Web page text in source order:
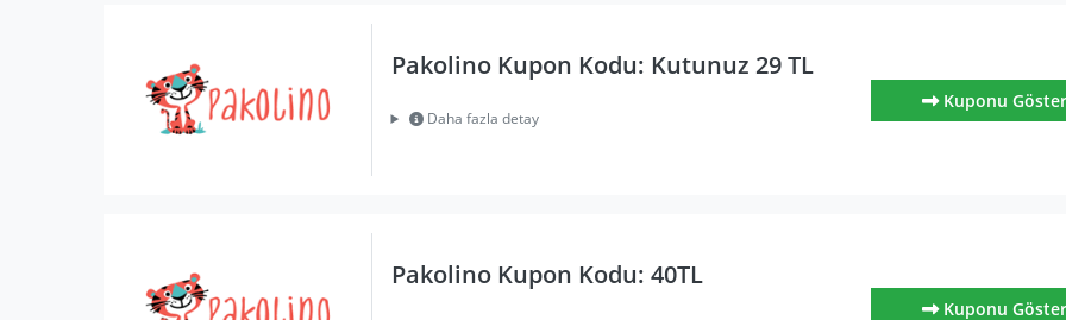
Pakolino Kupon Kodu: Kutunuz 29 TL
Daha fazla detay
Kuponu Göster
Pakolino Kupon Kodu: 40TL
Kuponu Göster